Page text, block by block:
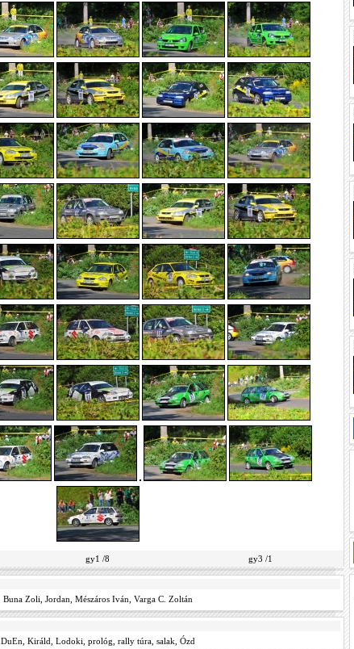
gy1 /8 gy3 /1
Buna Zoli Jordan Mészáros Iván Varga C. Zoltán
DuEn Királd Lodoki prológ rally túra, salak Ózd